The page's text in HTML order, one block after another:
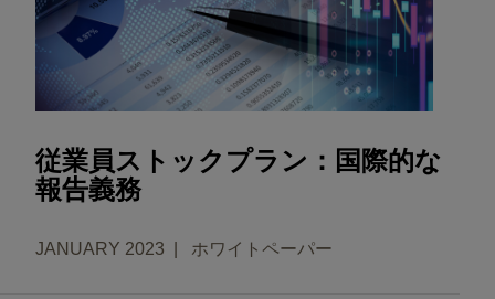
従業員ストックプラン：国際的な
報告義務
JANUARY 2023 ホワイトペーパー